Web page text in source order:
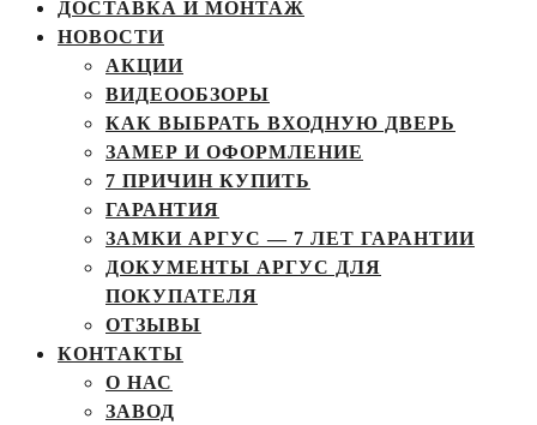
ДОСТАВКА И МОНТАЖ
НОВОСТИ
АКЦИИ
ВИДЕООБЗОРЫ
КАК ВЫБРАТЬ ВХОДНУЮ ДВЕРЬ
ЗАМЕР И ОФОРМЛЕНИЕ
7 ПРИЧИН КУПИТЬ
ГАРАНТИЯ
ЗАМКИ АРГУС — 7 ЛЕТ ГАРАНТИИ
ДОКУМЕНТЫ АРГУС ДЛЯ
ПОКУПАТЕЛЯ
ОТЗЫВЫ
КОНТАКТЫ
О НАС
ЗАВОД